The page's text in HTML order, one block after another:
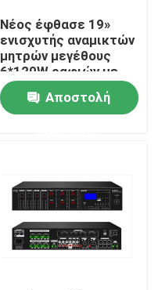
Νέος έφθασε 19»
ενισχυτής αναμικτών
μητρών μεγέθους
6*120W ραφιών με
USB/SD/FM/BT
Αποστολή